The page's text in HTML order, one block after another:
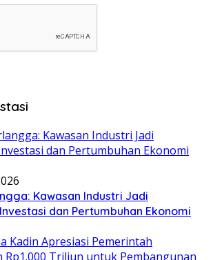
Kawasan Industri Jadi
dan Pertumbuhan Ekonomi